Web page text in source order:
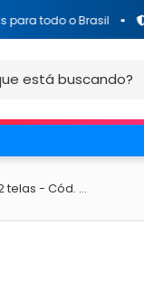
o Brasil
telas - Cód. ...